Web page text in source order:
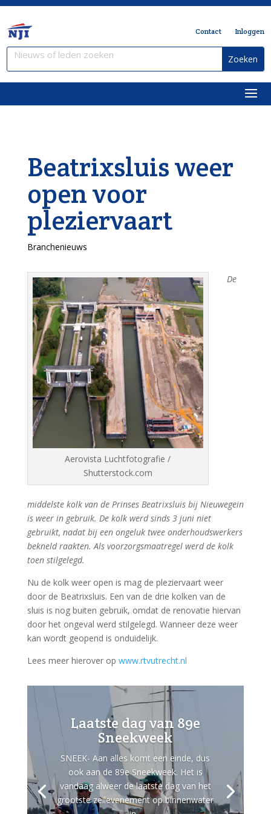
Contact Inloggen
Beatrixsluis weer
open voor
pleziervaart
Branchenieuws
Aerovista Luchtfotografie /
Shutterstock.com
De
middelste kolk van de Prinses Beatrixsluis bij Nieuwegein
is weer in gebruik. De kolk werd sinds 3 juni niet
gebruikt, nadat bij een ongeluk twee onderhoudswerkers
bekneld raakten. Als voorzorgsmaatregel werd de kolk
toen stilgelegd.
Nu de kolk weer open is mag de pleziervaart weer
door de Beatrixsluis. Een van de drie kolken van de
sluis is nog buiten gebruik, omdat de renovatie hiervan
door het ongeval werd stilgelegd. Wanneer deze weer
kan wordt geopend is onduidelijk.
Lees meer hierover op www.rtvutrecht.nl
Laatste dag van 89e
Sneekweek
SNEEK- Aan alles komt een einde, dus
ook aan de 89e Sneekweek. Het is
vandaag alweer de laatste dag van het
grootste zeilevenement op binnenwater